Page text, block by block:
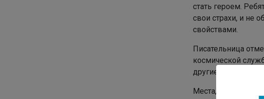
стать героем.
свои страхи, и не
свойствами.
Писательница
космической
другие.
Места, которые